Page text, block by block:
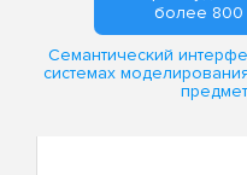
более 800
Семантический
системах